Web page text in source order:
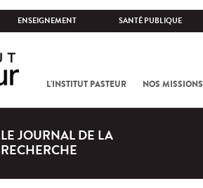
ENSEIGNEMENT SANTÉ PUBLIQUE
L'INSTITUT PASTEUR NOS MISSIONS
LE JOURNAL DE LA
RECHERCHE